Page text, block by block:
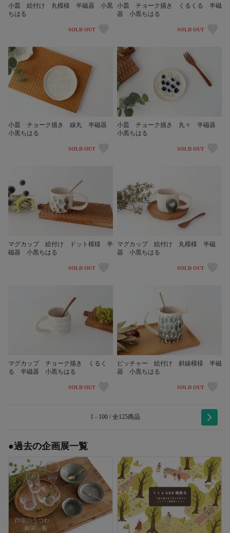
小皿 絵付け 丸模様 半磁器 小黒
ちはる
SOLD OUT
小皿 チョーク描き くるくる 半磁
器 小黒ちはる
SOLD OUT
小皿 チョーク描き 線丸 半磁器
小黒ちはる
SOLD OUT
小皿 チョーク描き 丸々 半磁器
小黒ちはる
SOLD OUT
マグカップ 絵付け ドット模様 半
磁器 小黒ちはる
SOLD OUT
マグカップ 絵付け 丸模様 半磁
器 小黒ちはる
SOLD OUT
マグカップ チョーク描き くるく
る 半磁器 小黒ちはる
SOLD OUT
ピッチャー 絵付け 斜線模様 半磁
器 小黒ちはる
SOLD OUT
1 - 100 / 全125商品
●過去の企画展一覧